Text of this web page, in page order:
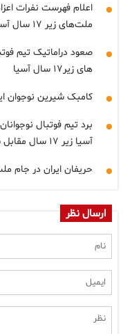
اعلام فهرست نفرات
ملت‌های زیر ۱۷ سال آسیا در عربستان
صعود دراماتیک تیم
های زیر۱۷ سال آسیا
کامبک شیرین نوجوان
برد تیم فوتبال
آسیا زیر ۱۷ سال مقابل سوریه
حریفان ایران در جام
ارسال نظر